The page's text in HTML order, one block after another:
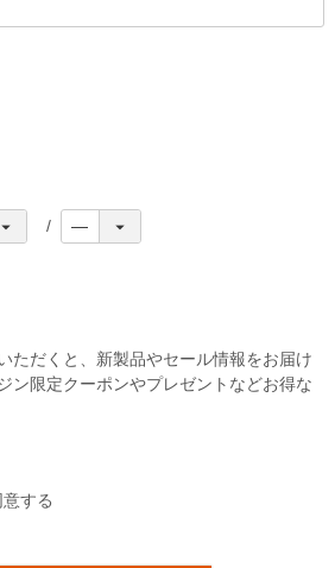
ただくと、新製品やセール情報をお届け
ン限定クーポンやプレゼントなどお得な
する